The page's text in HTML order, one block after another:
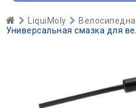
LiquiMoly
Универсальная смазка для